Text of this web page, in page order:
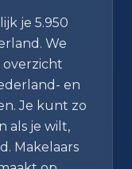
je 5.950
We
en
Je kunt zo
als je wilt,
Makelaars